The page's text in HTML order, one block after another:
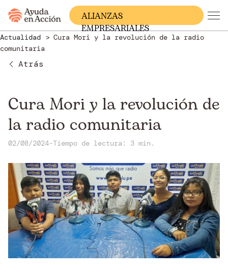
ALIANZAS
EMPRESARIALES
Actualidad
Cura Mori y la revolución de la radio
comunitaria
Atrás
Cura Mori y la revolución de
la radio comunitaria
02/08/2024-Tiempo de lectura: 3 min.